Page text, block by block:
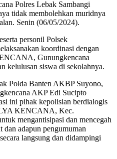
Polres Lebak Sambangi
tidak membolehkan muridnya
Senin (06/05/2024).
personil Polsek
koordinasi dengan
Gunungkencana
kelulusan siswa di sekolahnya.
Polda Banten AKBP Suyono,
AKP Edi Sucipto
ini pihak kepolisian berdialogis
KENCANA, Kec.
mengantisipasi dan mencegah
adapun pengumuman
langsung dan didampingi